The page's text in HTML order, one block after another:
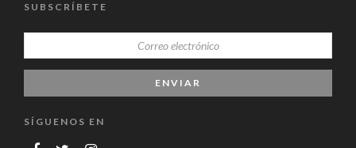
SUBSCRÍBETE
SÍGUENOS EN